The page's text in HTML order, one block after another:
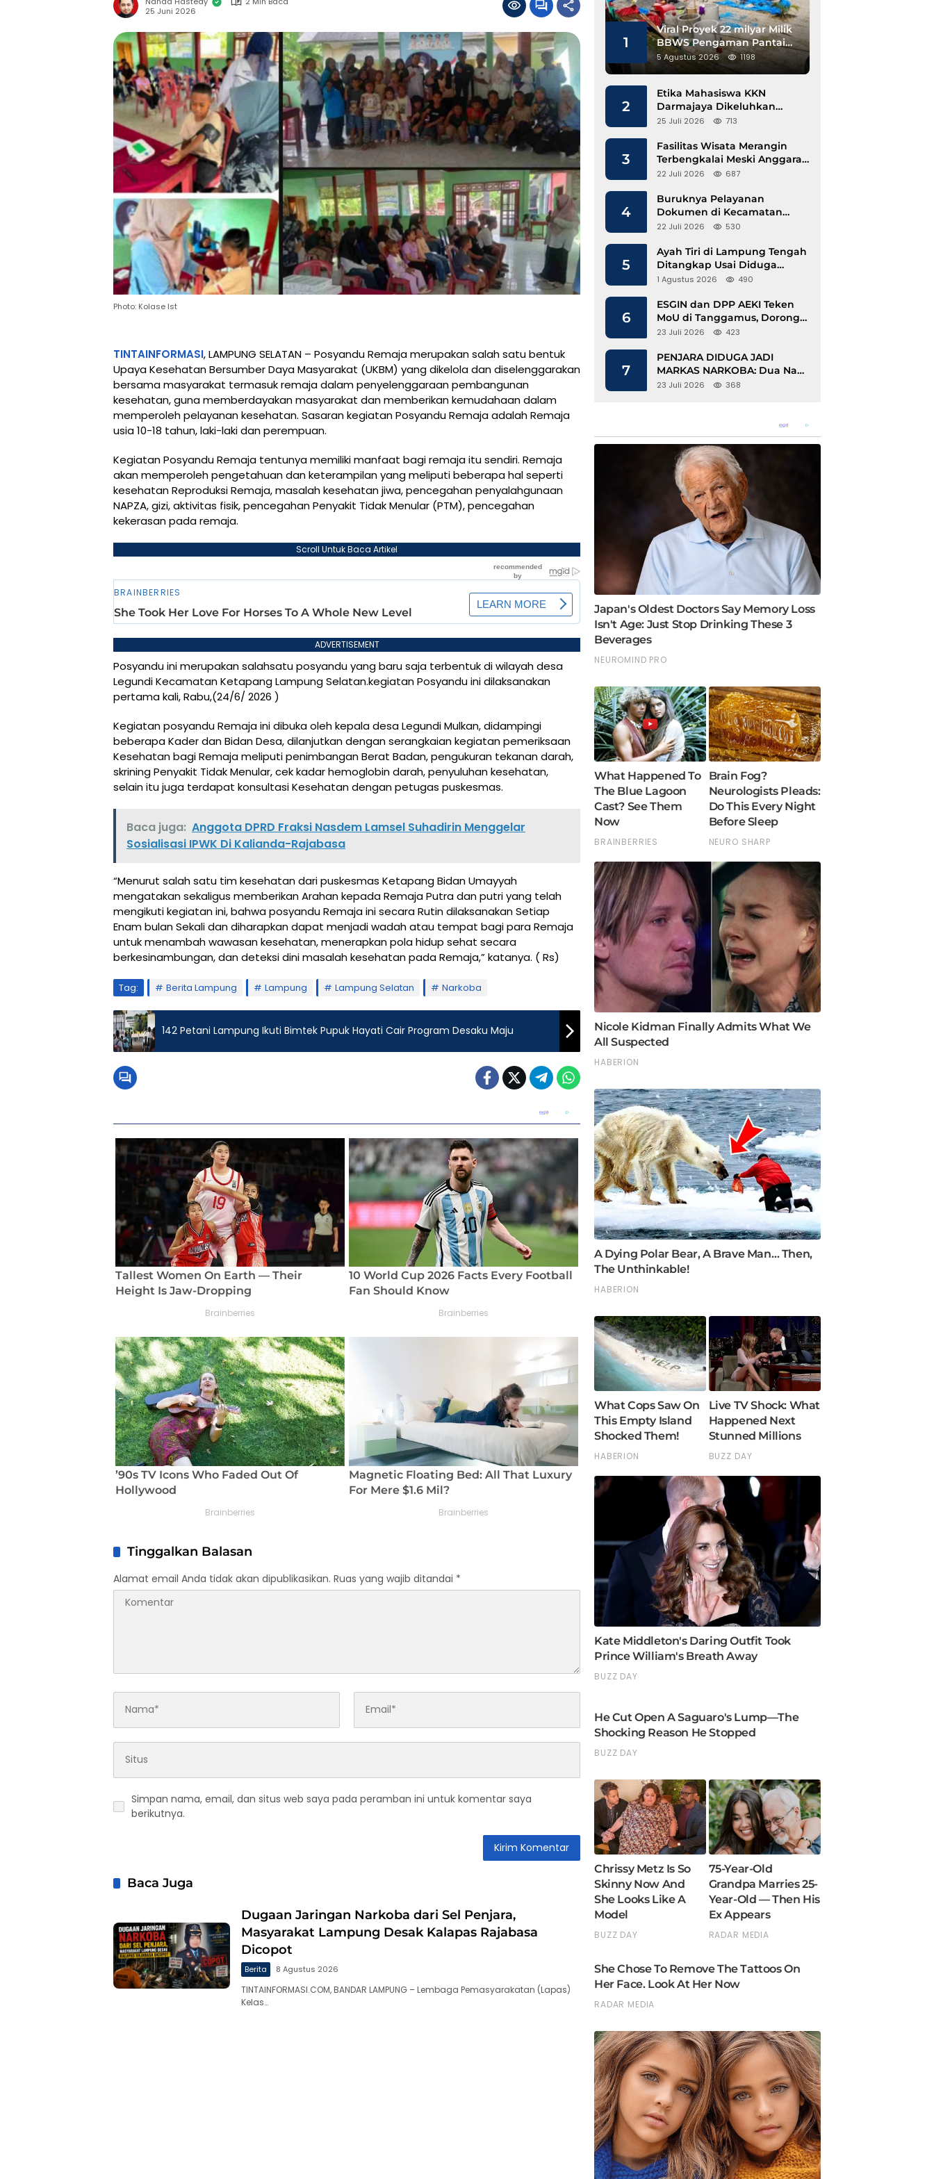
25 Juni 2026
Photo: Kolase Ist
TINTAINFORMASI, LAMPUNG SELATAN – Posyandu Remaja merupakan salah satu bentuk
Upaya Kesehatan Bersumber Daya Masyarakat (UKBM) yang dikelola dan diselenggarakan
bersama masyarakat termasuk remaja dalam penyelenggaraan pembangunan
kesehatan, guna memberdayakan masyarakat dan memberikan kemudahaan dalam
memperoleh pelayanan kesehatan. Sasaran kegiatan Posyandu Remaja adalah Remaja
usia 10-18 tahun, laki-laki dan perempuan.
Kegiatan Posyandu Remaja tentunya memiliki manfaat bagi remaja itu sendiri. Remaja
akan memperoleh pengetahuan dan keterampilan yang meliputi beberapa hal seperti
kesehatan Reproduksi Remaja, masalah kesehatan jiwa, pencegahan penyalahgunaan
NAPZA, gizi, aktivitas fisik, pencegahan Penyakit Tidak Menular (PTM), pencegahan
kekerasan pada remaja.
Scroll Untuk Baca Artikel
ADVERTISEMENT
Posyandu ini merupakan salahsatu posyandu yang baru saja terbentuk di wilayah desa
Legundi Kecamatan Ketapang Lampung Selatan.kegiatan Posyandu ini dilaksanakan
pertama kali, Rabu,(24/6/ 2026 )
Kegiatan posyandu Remaja ini dibuka oleh kepala desa Legundi Mulkan, didampingi
beberapa Kader dan Bidan Desa, dilanjutkan dengan serangkaian kegiatan pemeriksaan
Kesehatan bagi Remaja meliputi penimbangan Berat Badan, pengukuran tekanan darah,
skrining Penyakit Tidak Menular, cek kadar hemoglobin darah, penyuluhan kesehatan,
selain itu juga terdapat konsultasi Kesehatan dengan petugas puskesmas.
Baca juga: Anggota DPRD Fraksi Nasdem Lamsel Suhadirin Menggelar
Sosialisasi IPWK Di Kalianda-Rajabasa
“Menurut salah satu tim kesehatan dari puskesmas Ketapang Bidan Umayyah
mengatakan sekaligus memberikan Arahan kepada Remaja Putra dan putri yang telah
mengikuti kegiatan ini, bahwa posyandu Remaja ini secara Rutin dilaksanakan Setiap
Enam bulan Sekali dan diharapkan dapat menjadi wadah atau tempat bagi para Remaja
untuk menambah wawasan kesehatan, menerapkan pola hidup sehat secara
berkesinambungan, dan deteksi dini masalah kesehatan pada Remaja,” katanya. ( Rs)
Tag: Berita Lampung Lampung Lampung Selatan Narkoba
142 Petani Lampung Ikuti Bimtek Pupuk Hayati Cair Program Desaku Maju
Tinggalkan Balasan
Alamat email Anda tidak akan dipublikasikan. Ruas yang wajib ditandai *
Simpan nama, email, dan situs web saya pada peramban ini untuk komentar saya
berikutnya.
Baca Juga
Dugaan Jaringan Narkoba dari Sel Penjara,
Masyarakat Lampung Desak Kalapas Rajabasa
Dicopot
Berita 8 Agustus 2026
TINTAINFORMASI.COM, BANDAR LAMPUNG – Lembaga Pemasyarakatan (Lapas)
Kelas…
1
Viral Proyek 22 milyar Milik
BBWS Pengaman Pantai
Pesisir Barat Diduga
Gunakan Besi Banci
5 Agustus 2026 1198
2
Etika Mahasiswa KKN
Darmajaya Dikeluhkan
Kepala Pekon Sinar Jawa
25 Juli 2026 713
3
Fasilitas Wisata Merangin
Terbengkalai Meski Anggaran
Perawatan Terus Mengalir
22 Juli 2026 687
4
Buruknya Pelayanan
Dokumen di Kecamatan
Pangkalan Susu, Kinerja
22 Juli 2026 530
5
Ayah Tiri di Lampung Tengah
Ditangkap Usai Diduga
Hamili Anak di Bawah Umur
1 Agustus 2026 490
6
ESGIN dan DPP AEKI Teken
MoU di Tanggamus, Dorong
Ekonomi Hijau Berbasis Kopi
23 Juli 2026 423
7
PENJARA DIDUGA JADI
MARKAS NARKOBA: Dua Napi
Rajabasa Bebas Gunakan HP,
23 Juli 2026 368